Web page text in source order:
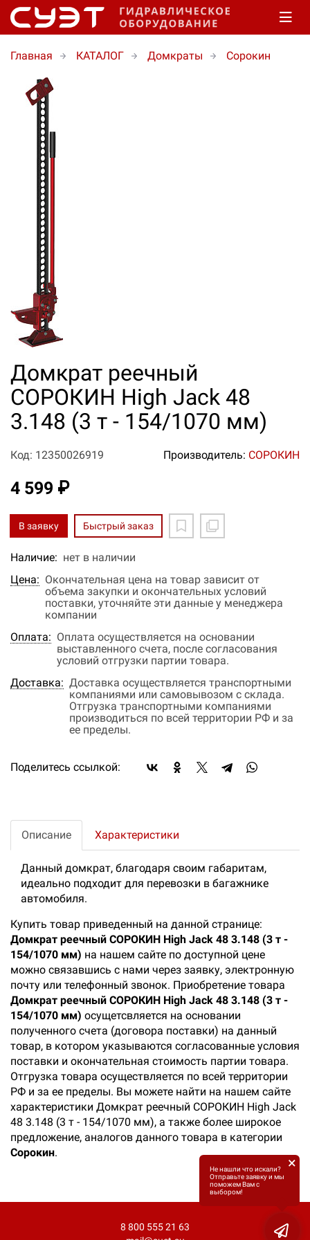
Главная КАТАЛОГ Домкраты Сорокин
Домкрат реечный
СОРОКИН High Jack 48
3.148 (3 т - 154/1070 мм)
Код: 12350026919 Производитель: СОРОКИН
4 599 ₽
В заявку Быстрый заказ
Наличие: нет в наличии
Цена: Окончательная цена на товар зависит от
объема закупки и окончательных условий
поставки, уточняйте эти данные у менеджера
компании
Оплата: Оплата осуществляется на основании
выставленного счета, после согласования
условий отгрузки партии товара.
Доставка: Доставка осуществляется транспортными
компаниями или самовывозом с склада.
Отгрузка транспортными компаниями
производиться по всей территории РФ и за
ее пределы.
Поделитесь ссылкой:
Описание Характеристики
Данный домкрат, благодаря своим габаритам,
идеально подходит для перевозки в багажнике
автомобиля.
Купить товар приведенный на данной странице:
Домкрат реечный СОРОКИН High Jack 48 3.148 (3 т -
154/1070 мм) на нашем сайте по доступной цене
можно связавшись с нами через заявку, электронную
почту или телефонный звонок. Приобретение товара
Домкрат реечный СОРОКИН High Jack 48 3.148 (3 т -
154/1070 мм) осущетсвляется на основании
полученного счета (договора поставки) на данный
товар, в котором указываются согласованные условия
поставки и окончательная стоимость партии товара.
Отгрузка товара осуществляется по всей территории
РФ и за ее пределы. Вы можете найти на нашем сайте
характеристики Домкрат реечный СОРОКИН High Jack
48 3.148 (3 т - 154/1070 мм), а также более широкое
предложение, аналогов данного товара в категории
Сорокин.
8 800 555 21 63
Не нашли что искали?
Отправьте заявку и мы
поможем Вам с
выбором!
×